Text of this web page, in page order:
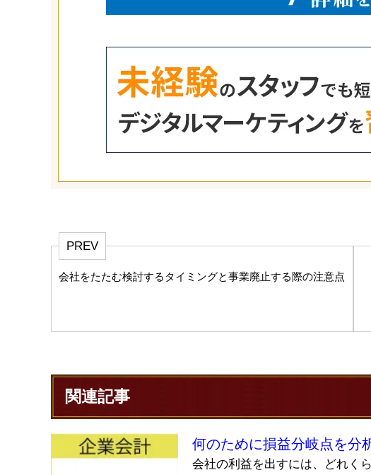
PREV
会社をたたむ検討するタイミングと事業廃止する際の注意点
関連記事
何のために損益分岐点を分
会社の利益を出すには、どれく